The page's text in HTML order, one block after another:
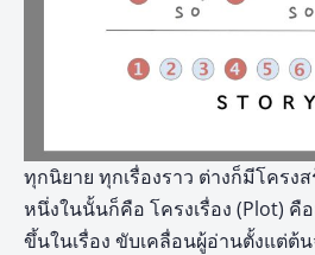
ทุกนิยาย ทุกเรื่องราว ต่างก็มีโครง
หนึ่งในนั้นก็คือ โครงเรื่อง (Plot) คื
ขึ้นในเรื่อง ขับเคลื่อนผู้อ่านตั้งแต่ต้